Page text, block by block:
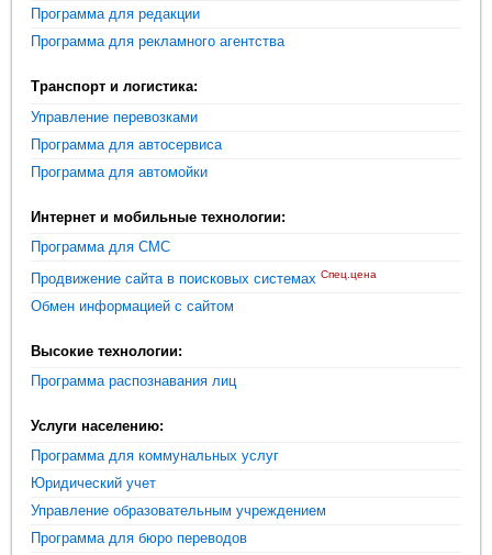
Программа для редакции
Программа для рекламного агентства
Транспорт и логистика:
Управление перевозками
Программа для автосервиса
Программа для автомойки
Интернет и мобильные технологии:
Программа для СМС
Продвижение сайта в поисковых системах Спец.цена
Обмен информацией с сайтом
Высокие технологии:
Программа распознавания лиц
Услуги населению:
Программа для коммунальных услуг
Юридический учет
Управление образовательным учреждением
Программа для бюро переводов